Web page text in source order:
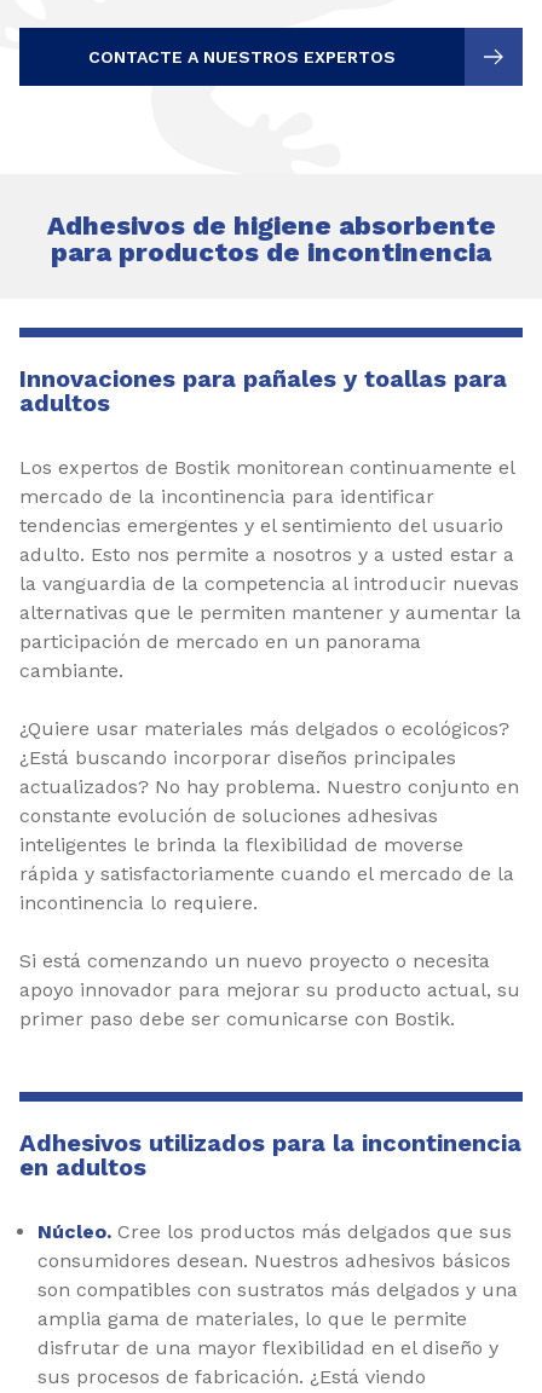
CONTACTE A NUESTROS EXPERTOS
Adhesivos de higiene absorbente
para productos de incontinencia
Innovaciones para pañales y toallas para
adultos
Los expertos de Bostik monitorean continuamente el
mercado de la incontinencia para identificar
tendencias emergentes y el sentimiento del usuario
adulto. Esto nos permite a nosotros y a usted estar a
la vanguardia de la competencia al introducir nuevas
alternativas que le permiten mantener y aumentar la
participación de mercado en un panorama
cambiante.
¿Quiere usar materiales más delgados o ecológicos?
¿Está buscando incorporar diseños principales
actualizados? No hay problema. Nuestro conjunto en
constante evolución de soluciones adhesivas
inteligentes le brinda la flexibilidad de moverse
rápida y satisfactoriamente cuando el mercado de la
incontinencia lo requiere.
Si está comenzando un nuevo proyecto o necesita
apoyo innovador para mejorar su producto actual, su
primer paso debe ser comunicarse con Bostik.
Adhesivos utilizados para la incontinencia
en adultos
Núcleo. Cree los productos más delgados que sus
consumidores desean. Nuestros adhesivos básicos
son compatibles con sustratos más delgados y una
amplia gama de materiales, lo que le permite
disfrutar de una mayor flexibilidad en el diseño y
sus procesos de fabricación. ¿Está viendo